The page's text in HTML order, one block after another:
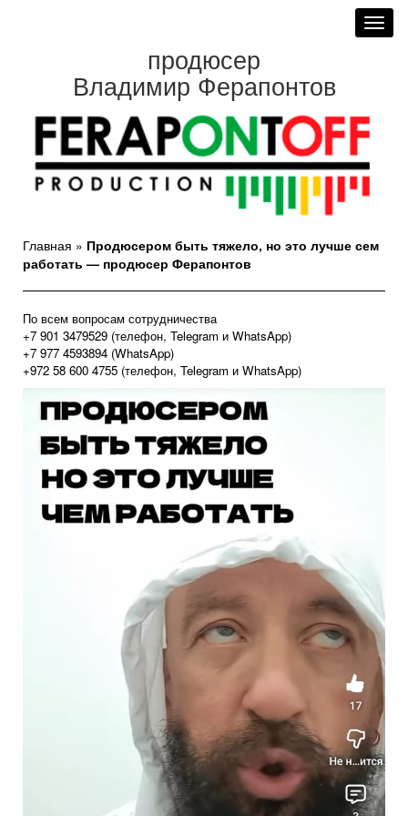
продюсер
Владимир Ферапонтов
Главная » Продюсером быть тяжело, но это лучше сем
работать — продюсер Ферапонтов
По всем вопросам сотрудничества
+7 901 3479529 (телефон, Telegram и WhatsApp)
+7 977 4593894 (WhatsApp)
+972 58 600 4755 (телефон, Telegram и WhatsApp)